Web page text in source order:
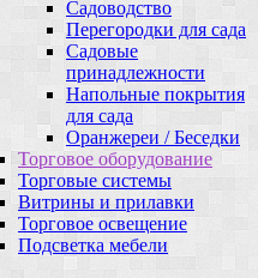
Садоводство
Перегородки для сада
Садовые
принадлежности
Напольные покрытия
для сада
Оранжереи / Беседки
Торговое оборудование
Торговые системы
Витрины и прилавки
Торговое освещение
Подсветка мебели